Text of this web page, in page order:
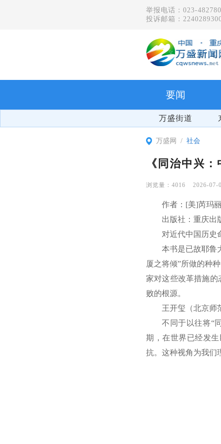
举报电话：023-
投诉邮箱：
要闻
万盛街道
万盛网 社会
《同治中兴
4016 2026-07-
作者：[美]芮玛
出版社：重庆出
对近代中国历史
本书是已故耶鲁
厦之将倾”所做的种
家对这些改革措施
败的根源。
王开玺（北京师
不同于以往将“
期，在世界已经发
抗。这种视角为我们